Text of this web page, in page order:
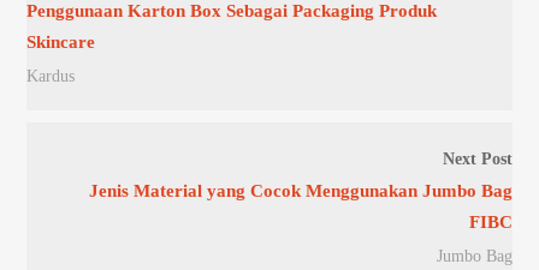
Penggunaan Karton Box Sebagai Packaging Produk
Skincare
Kardus
Next Post
Jenis Material yang Cocok Menggunakan Jumbo Bag
FIBC
Jumbo Bag